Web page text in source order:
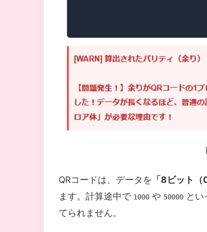
QRコードは、データを 「8ビット
ます。計算途中で 1000 や 50000 と
てられません。